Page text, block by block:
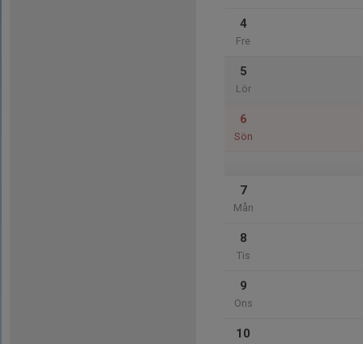
4
Fre
5
Lör
6
Sön
7
Mån
8
Tis
9
Ons
10